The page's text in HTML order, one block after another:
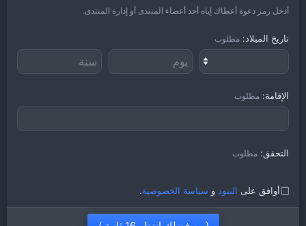
أدخل رمز دعوة أعطاك إياه أحد أعضاء المنتدى أو إدارة المنتدى.
تاريخ الميلاد مطلوب
الإقامة مطلوب
التحقق مطلوب
أوافق على البنود و سياسة الخصوصية.